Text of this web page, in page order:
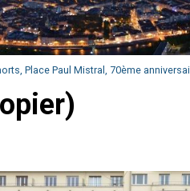
Place Paul Mistral, 70ème